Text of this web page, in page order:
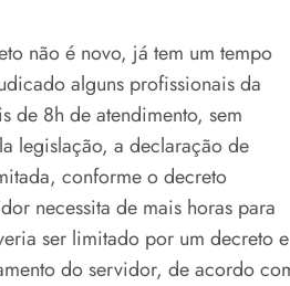
não é novo, já tem um tempo
alguns profissionais da
de 8h de atendimento, sem
legislação, a declaração de
conforme o decreto
necessita de mais horas para
ser limitado por um decreto e
do servidor, de acordo